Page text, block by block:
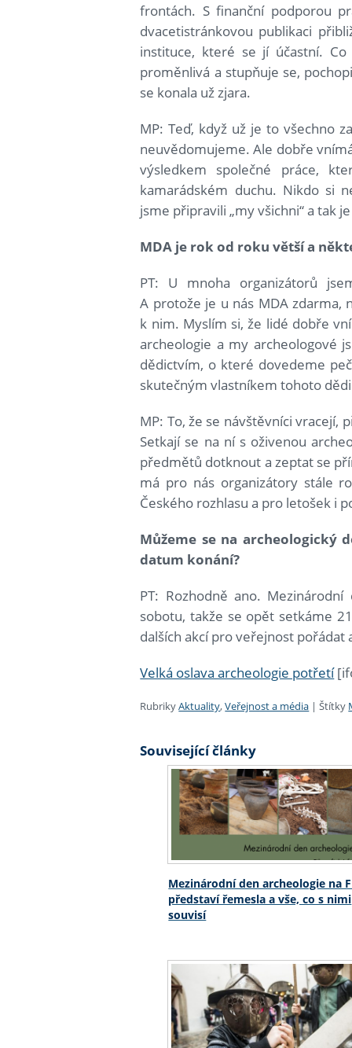
frontách. S finanční podporou
dvacetistránkovou publikaci
instituce, které se jí účastní.
proměnlivá a stupňuje se,
se konala už zjara.
MP: Teď, když už je to všechno
neuvědomujeme. Ale dobře
výsledkem společné práce,
kamarádském duchu. Nikdo si
jsme připravili „my všichni“ a tak
MDA je rok od roku větší a
PT: U mnoha organizátorů
A protože je u nás MDA zdarma,
k nim. Myslím si, že lidé dobře
archeologie a my archeologové
dědictvím, o které dovedeme
skutečným vlastníkem tohoto
MP: To, že se návštěvníci vracejí,
Setkají se na ní s oživenou
předmětů dotknout a zeptat se
má pro nás organizátory stále
Českého rozhlasu a pro letošek i
Můžeme se na archeologický
datum konání?
PT: Rozhodně ano.
sobotu, takže se opět setkáme
dalších akcí pro veřejnost pořádat
Velká oslava archeologie potřetí
RubrikyAktuality,Veřejnost a média |Štítky
Související články
Mezinárodní den archeologie na
představí řemesla a vše, co s nimi
souvisí